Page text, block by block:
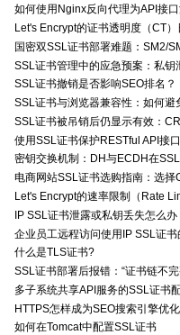
如何使用Nginx反向代理为API接
Let's Encrypt的证书透明度（CT）
国密双SSL证书部署难题：SM2/
SSL证书管理中的应急预案：私钥
SSL证书撤销是否影响SEO排名？
SSL证书与浏览器兼容性：如何避
SSL证书被吊销后仍显示有效：
使用SSL证书保护RESTful API接
密钥交换机制：DH与ECDH在
电商网站SSL证书选购指南：选择
Let's Encrypt的速率限制（Rate
IP SSL证书泄露或私钥丢失怎么
企业员工远程访问使用IP SSL证
什么是TLS证书?
SSL证书部署后报错：“证书链不
多子系统共享API服务的SSL证书
HTTPS怎样成为SEO搜索引擎优
如何在Tomcat中配置SSL证书